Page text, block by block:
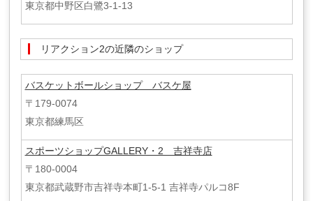
東京都中野区白鷺3-1-13
リアクション2の近隣のショップ
バスケットボールショップ バスケ屋
〒179-0074
東京都練馬区
スポーツショップGALLERY・2 吉祥寺店
〒180-0004
東京都武蔵野市吉祥寺本町1-5-1 吉祥寺パルコ8F